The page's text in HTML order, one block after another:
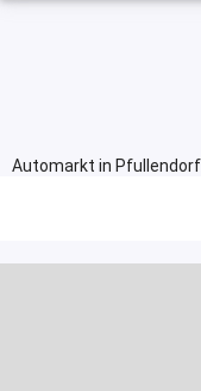
Automarkt in